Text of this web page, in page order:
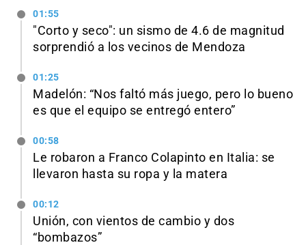
01:55
"Corto y seco": un sismo de 4.6 de magnitud
sorprendió a los vecinos de Mendoza
01:25
Madelón: “Nos faltó más juego, pero lo bueno
es que el equipo se entregó entero”
00:58
Le robaron a Franco Colapinto en Italia: se
llevaron hasta su ropa y la matera
00:12
Unión, con vientos de cambio y dos
“bombazos”